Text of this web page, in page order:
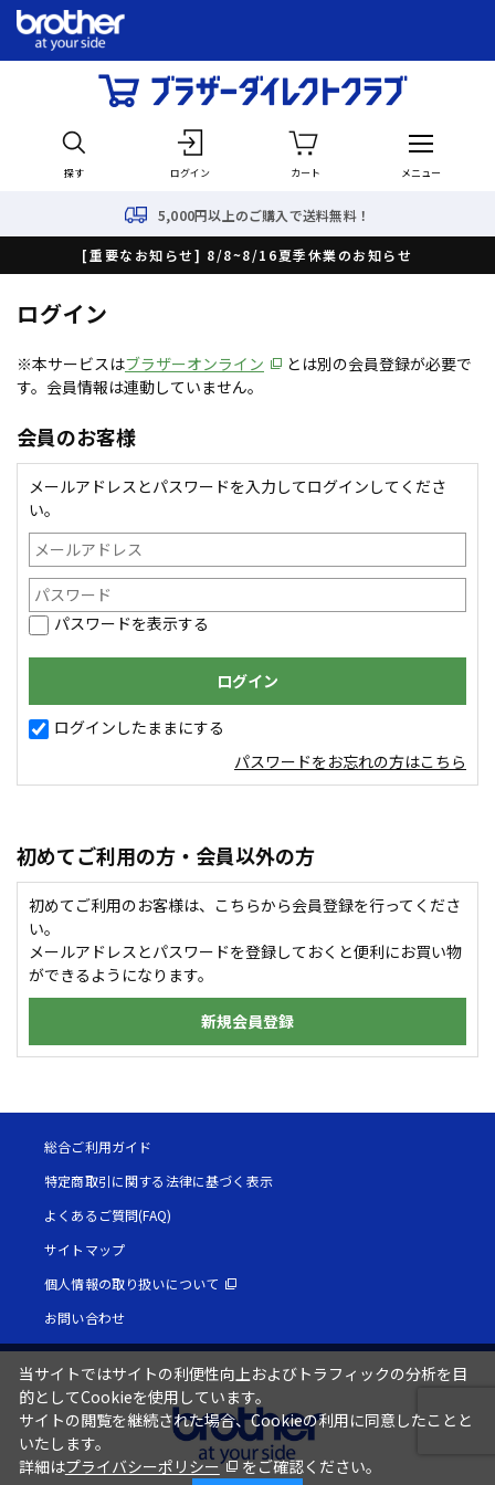
探す ログイン カート メニュー
5,000円以上のご購入で送料無料！
[重要なお知らせ] 8/8~8/16夏季休業のお知らせ
ログイン
※本サービスはブラザーオンライン
とは別の会員登録が必要で
す。会員情報は連動していません。
会員のお客様
メールアドレスとパスワードを入力してログインしてくださ
い。
パスワードを表示する
ログインしたままにする
パスワードをお忘れの方はこちら
初めてご利用の方・会員以外の方
初めてご利用のお客様は、こちらから会員登録を行ってくださ
い。
メールアドレスとパスワードを登録しておくと便利にお買い物
ができるようになります。
新規会員登録
総合ご利用ガイド
特定商取引に関する法律に基づく表示
よくあるご質問(FAQ)
サイトマップ
個人情報の取り扱いについて
お問い合わせ
当サイトではサイトの利便性向上およびトラフィックの分析を目
的としてCookieを使用しています。
サイトの閲覧を継続された場合、Cookieの利用に同意したことと
いたします。
詳細はプライバシーポリシー をご確認ください。